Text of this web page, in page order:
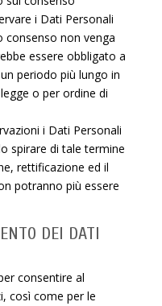
i Dati Personali
consenso non venga
essere obbligato a
periodo più lungo in
o per ordine di
i Dati Personali
spirare di tale termine
rettificazione ed il
potranno più essere
DEI DATI
consentire al
così come per le